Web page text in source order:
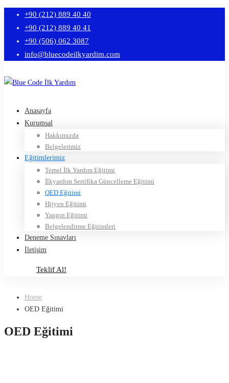
+90 (212) 889 40 40
+90 (212) 889 40 41
+90 (506) 062 3087
info@bluecodeilkyardim.com
Anasayfa
Kurumsal
Hakkımızda
Belgelerimiz
Eğitimlerimiz
Temel İlk Yardım Eğitimi
İlkyardım Sertifika Güncelleme Eğitimi
OED Eğitimi
Hijyen Eğitimi
Yangın Eğitimi
Belgelendirme Eğitimleri
Deneme Sınavları
İletişim
Teklif Al!
Home
OED Eğitimi
OED Eğitimi